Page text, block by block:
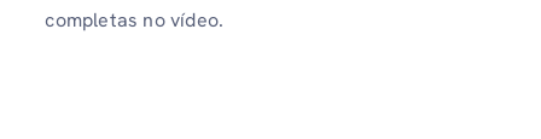
completas no vídeo.